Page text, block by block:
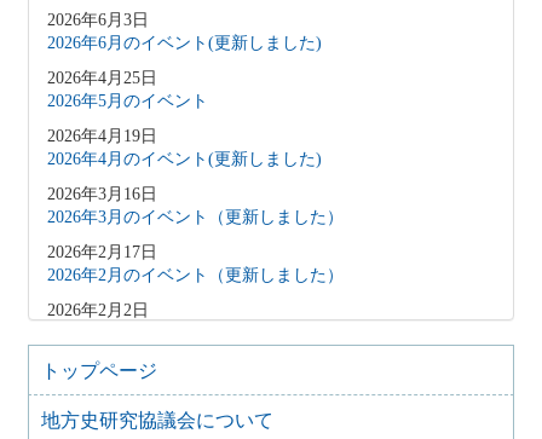
2026年6月3日
2026年6月のイベント(更新しました)
2026年4月25日
2026年5月のイベント
2026年4月19日
2026年4月のイベント(更新しました)
2026年3月16日
2026年3月のイベント（更新しました）
2026年2月17日
2026年2月のイベント（更新しました）
2026年2月2日
2026年1月9日
2026年1月のイベント(更新しました)
2025年12月10日
トップページ
地方史研究協議会について